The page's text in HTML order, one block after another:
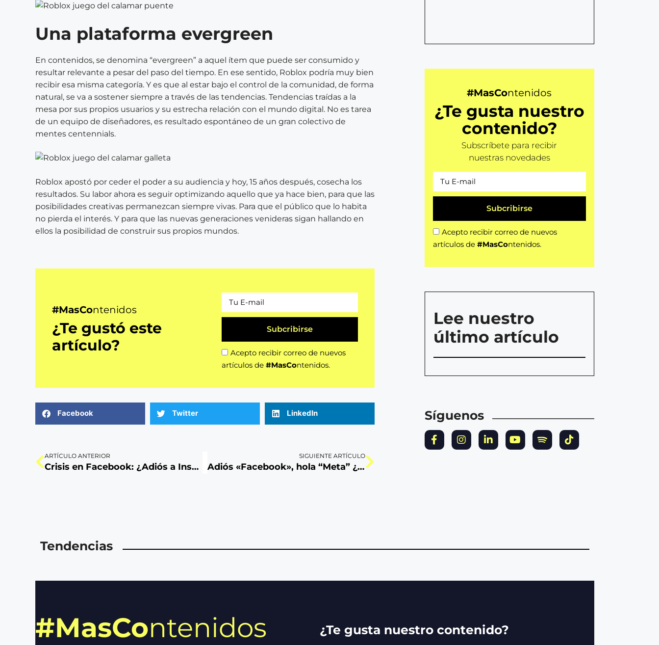
Una plataforma evergreen
En contenidos, se denomina “evergreen” a aquel ítem que puede ser consumido y
resultar relevante a pesar del paso del tiempo. En ese sentido, Roblox podría muy bien
recibir esa misma categoría. Y es que al estar bajo el control de la comunidad, de forma
natural, se va a sostener siempre a través de las tendencias. Tendencias traídas a la
mesa por sus propios usuarios y su estrecha relación con el mundo digital. No es tarea
de un equipo de diseñadores, es resultado espontáneo de un gran colectivo de
mentes centennials.
Roblox apostó por ceder el poder a su audiencia y hoy, 15 años después, cosecha los
resultados. Su labor ahora es seguir optimizando aquello que ya hace bien, para que las
posibilidades creativas permanezcan siempre vivas. Para que el público que lo habita
no pierda el interés. Y para que las nuevas generaciones venideras sigan hallando en
ellos la posibilidad de construir sus propios mundos.
#MasContenidos
¿Te gustó este
artículo?
Acepto recibir correo de nuevos
artículos de #MasContenidos.
Subcribirse
Facebook Twitter LinkedIn
ARTÍCULO ANTERIOR
Crisis en Facebook: ¿Adiós a Instagram Kids?
SIGUIENTE ARTÍCULO
Adiós «Facebook», hola “Meta” ¿Un cambio por la crisis?
#MasContenidos
¿Te gusta nuestro
contenido?
Subscríbete para recibir
nuestras novedades
Acepto recibir correo de nuevos
artículos de #MasContenidos.
Subcribirse
Lee nuestro
último artículo
Síguenos
Tendencias
#MasContenidos ¿Te gusta nuestro contenido?